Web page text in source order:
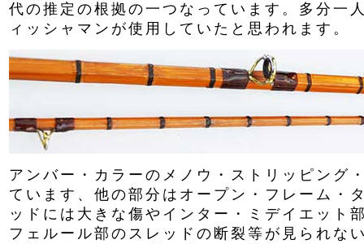
代の推定の根拠の一つなっています。多分一
ィッシャマンが使用していたと思われます。
アンバー・カラーのメノウ・ストリッピング
ています、他の部分はオープン・フレーム・
ッドには大きな傷やインター・ミデイエット
フェルール部のスレッドの断裂等が見られな